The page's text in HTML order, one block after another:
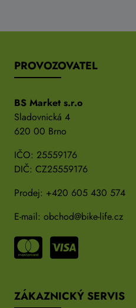
PROVOZOVATEL
BS Market s.r.o
Sladovnická 4
620 00 Brno
IČO: 25559176
DIČ: CZ25559176
Prodej: +420 605 430 574
E-mail: obchod@bike-life.cz
ZÁKAZNICKÝ SERVIS